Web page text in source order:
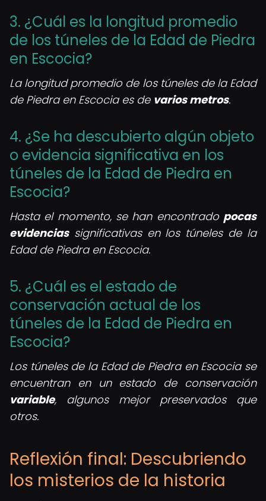
3. ¿Cuál es la longitud promedio
de los túneles de la Edad de Piedra
en Escocia?
La longitud promedio de los túneles de la Edad
de Piedra en Escocia es de varios metros.
4. ¿Se ha descubierto algún objeto
o evidencia significativa en los
túneles de la Edad de Piedra en
Escocia?
Hasta el momento, se han encontrado pocas
evidenciassignificativas en los túneles de la
Edad de Piedra en Escocia.
5. ¿Cuál es el estado de
conservación actual de los
túneles de la Edad de Piedra en
Escocia?
Los túneles de la Edad de Piedra en Escocia se
encuentran en un estado de conservación
variable, algunos mejor preservados que
otros.
Reflexión final: Descubriendo
los misterios de la historia